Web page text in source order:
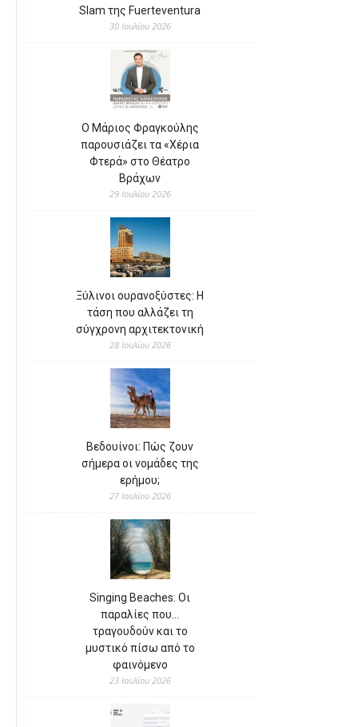
Slam της Fuerteventura
30 Ιουλίου 2026
Ο Μάριος Φραγκούλης
παρουσιάζει τα «Χέρια
Φτερά» στο Θέατρο
Βράχων
29 Ιουλίου 2026
Ξύλινοι ουρανοξύστες: Η
τάση που αλλάζει τη
σύγχρονη αρχιτεκτονική
28 Ιουλίου 2026
Βεδουίνοι: Πώς ζουν
σήμερα οι νομάδες της
ερήμου;
27 Ιουλίου 2026
Singing Beaches: Οι
παραλίες που…
τραγουδούν και το
μυστικό πίσω από το
φαινόμενο
23 Ιουλίου 2026